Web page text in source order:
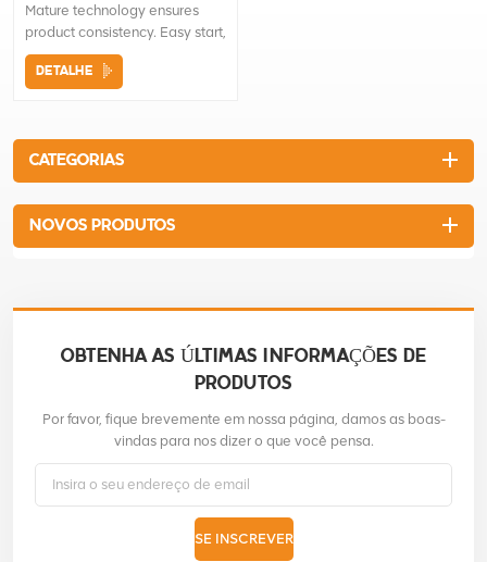
Mature technology ensures
product consistency. Easy start,
start within 3 attempts.
Optimized combustion
Lower fuel consumption and
exhaust emission.
DETALHE
CATEGORIAS
NOVOS PRODUTOS
OBTENHA AS ÚLTIMAS INFORMAÇÕES DE
PRODUTOS
Por favor, fique brevemente em nossa página, damos as boas-
vindas para nos dizer o que você pensa.
SE INSCREVER